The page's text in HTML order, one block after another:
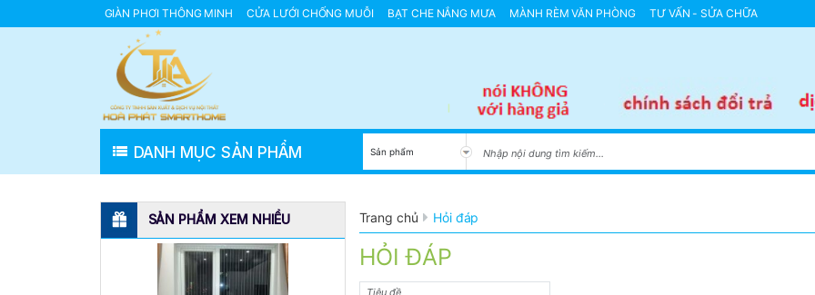
GIÀN PHƠI THÔNG MINH CỬA LƯỚI CHỐNG MUỖI BẠT CHE NẮNG MƯA MÀNH RÈM VĂN PHÒNG
TƯ VẤN - SỬA CHỮA
GIÀN PHƠI THÔNG MINH HÒA PHÁT
Giàn Phơi Gắn Tường
DANH MỤC SẢN PHẨM
SẢN PHẨM XEM NHIỀU Trang chủ Hỏi đáp
HỎI ĐÁP